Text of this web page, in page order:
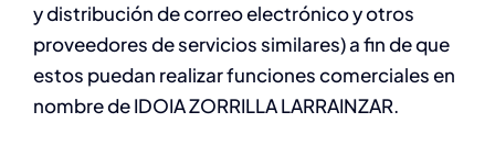
y distribución de correo electrónico y otros
proveedores de servicios similares) a fin de que
estos puedan realizar funciones comerciales en
nombre de IDOIA ZORRILLA LARRAINZAR.